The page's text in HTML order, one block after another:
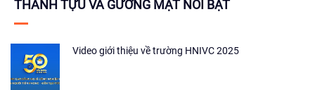
THÀNH TỰU VÀ GƯƠNG MẶT NỔI BẬT
Video giới thiệu về trường HNIVC 2025